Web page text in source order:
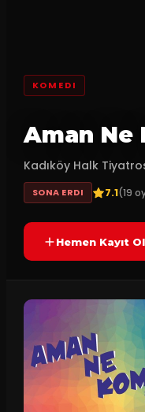
KOMEDI
Aman Ne
Kadıköy Halk
SONA ERDI 7.1(19
Hemen Kayıt Ol